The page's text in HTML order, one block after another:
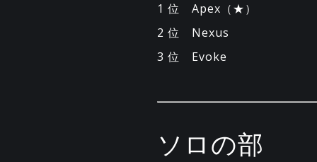
1 位 Apex（★）
2 位 Nexus
3 位 Evoke
ソロの部